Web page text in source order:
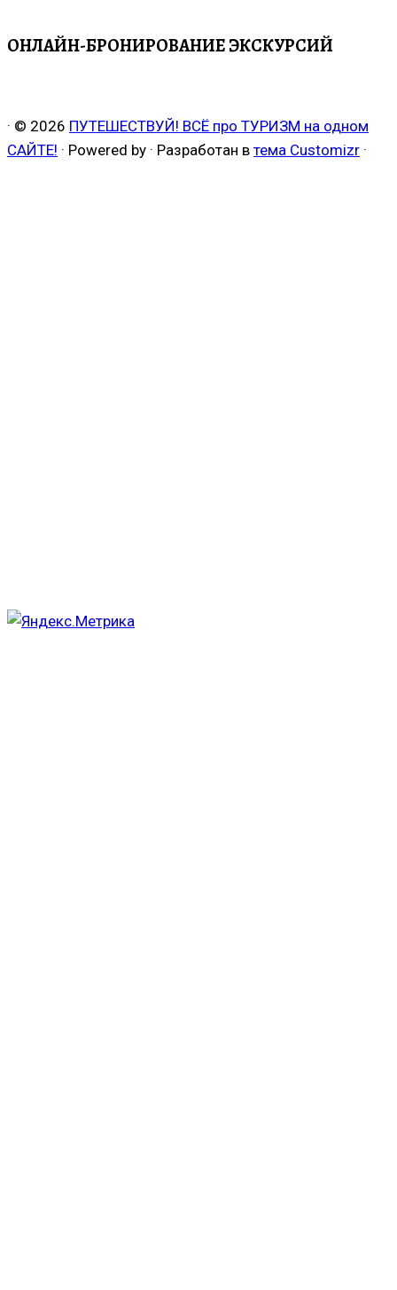
ОНЛАЙН-БРОНИРОВАНИЕ ЭКСКУРСИЙ
· © 2026 ПУТЕШЕСТВУЙ! ВСЁ про ТУРИЗМ на одном
САЙТЕ! · Powered by · Разработан в тема Customizr ·